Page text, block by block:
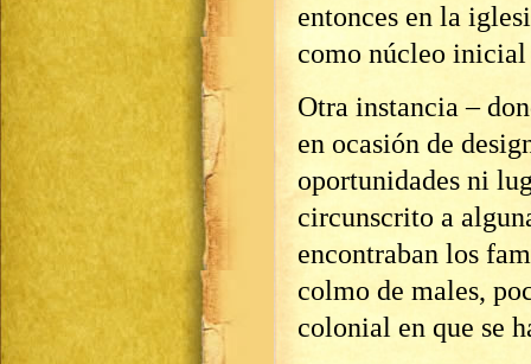
entonces en la
como núcleo
Otra instancia –
en ocasión de
oportunidades ni
circunscrito a
encontraban los
colmo de males,
colonial en que se